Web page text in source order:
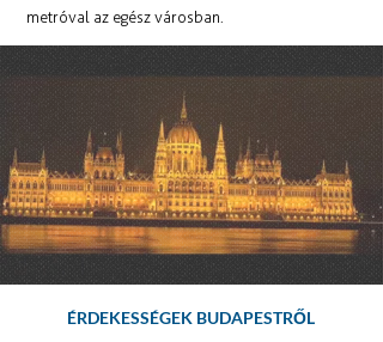
metróval az egész városban.
ÉRDEKESSÉGEK BUDAPESTRŐL